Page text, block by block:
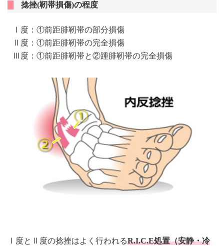
捻挫(靭帯損傷)の程度
Ⅰ度：①前距腓靭帯の部分損傷
Ⅱ度：①前距腓靭帯の完全損傷
Ⅲ度：①前距腓靭帯と②踵腓靭帯の完全損傷
Ⅰ度とⅡ度の捻挫はよく行われるR.I.C.E処置（安静・冷